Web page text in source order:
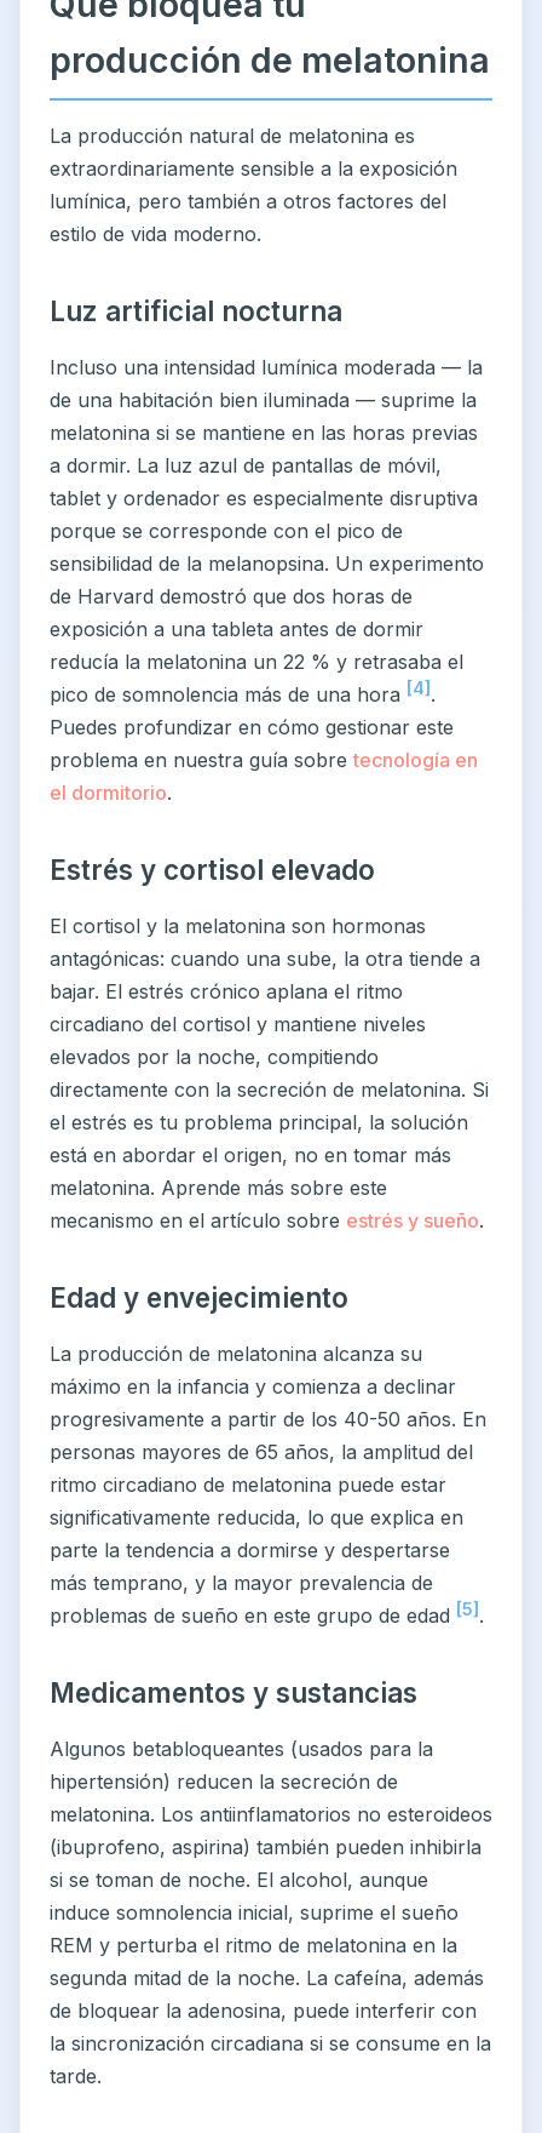
producción de melatonina
La producción natural de melatonina es
extraordinariamente sensible a la exposición
lumínica, pero también a otros factores del
estilo de vida moderno.
Luz artificial nocturna
Incluso una intensidad lumínica moderada — la
de una habitación bien iluminada — suprime la
melatonina si se mantiene en las horas previas
a dormir. La luz azul de pantallas de móvil,
tablet y ordenador es especialmente disruptiva
porque se corresponde con el pico de
sensibilidad de la melanopsina. Un experimento
de Harvard demostró que dos horas de
exposición a una tableta antes de dormir
reducía la melatonina un 22 % y retrasaba el
pico de somnolencia más de una hora [4] .
Puedes profundizar en cómo gestionar este
problema en nuestra guía sobretecnología en
el dormitorio.
Estrés y cortisol elevado
El cortisol y la melatonina son hormonas
antagónicas: cuando una sube, la otra tiende a
bajar. El estrés crónico aplana el ritmo
circadiano del cortisol y mantiene niveles
elevados por la noche, compitiendo
directamente con la secreción de melatonina. Si
el estrés es tu problema principal, la solución
está en abordar el origen, no en tomar más
melatonina. Aprende más sobre este
mecanismo en el artículo sobre estrés y sueño.
Edad y envejecimiento
La producción de melatonina alcanza su
máximo en la infancia y comienza a declinar
progresivamente a partir de los 40-50 años. En
personas mayores de 65 años, la amplitud del
ritmo circadiano de melatonina puede estar
significativamente reducida, lo que explica en
parte la tendencia a dormirse y despertarse
más temprano, y la mayor prevalencia de
problemas de sueño en este grupo de edad [5] .
Medicamentos y sustancias
Algunos betabloqueantes (usados para la
hipertensión) reducen la secreción de
melatonina. Los antiinflamatorios no esteroideos
(ibuprofeno, aspirina) también pueden inhibirla
si se toman de noche. El alcohol, aunque
induce somnolencia inicial, suprime el sueño
REM y perturba el ritmo de melatonina en la
segunda mitad de la noche. La cafeína, además
de bloquear la adenosina, puede interferir con
la sincronización circadiana si se consume en la
tarde.